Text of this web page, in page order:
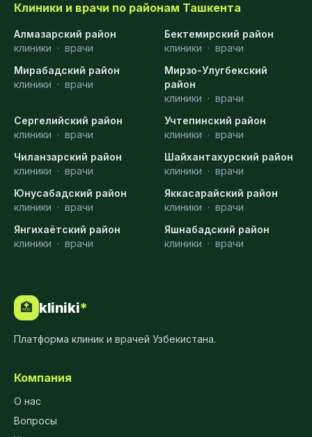
Клиники и врачи по районам Ташкента
Алмазарский район
клиники · врачи
Бектемирский район
клиники · врачи
Мирабадский район
клиники · врачи
Мирзо-Улугбекский
район
клиники · врачи
Сергелийский район
клиники · врачи
Учтепинский район
клиники · врачи
Чиланзарский район
клиники · врачи
Шайхантахурский район
клиники · врачи
Юнусабадский район
клиники · врачи
Яккасарайский район
клиники · врачи
Янгихаётский район
клиники · врачи
Яшнабадский район
клиники · врачи
🏥 kliniki*
Платформа клиник и врачей Узбекистана.
Компания
О нас
Вопросы